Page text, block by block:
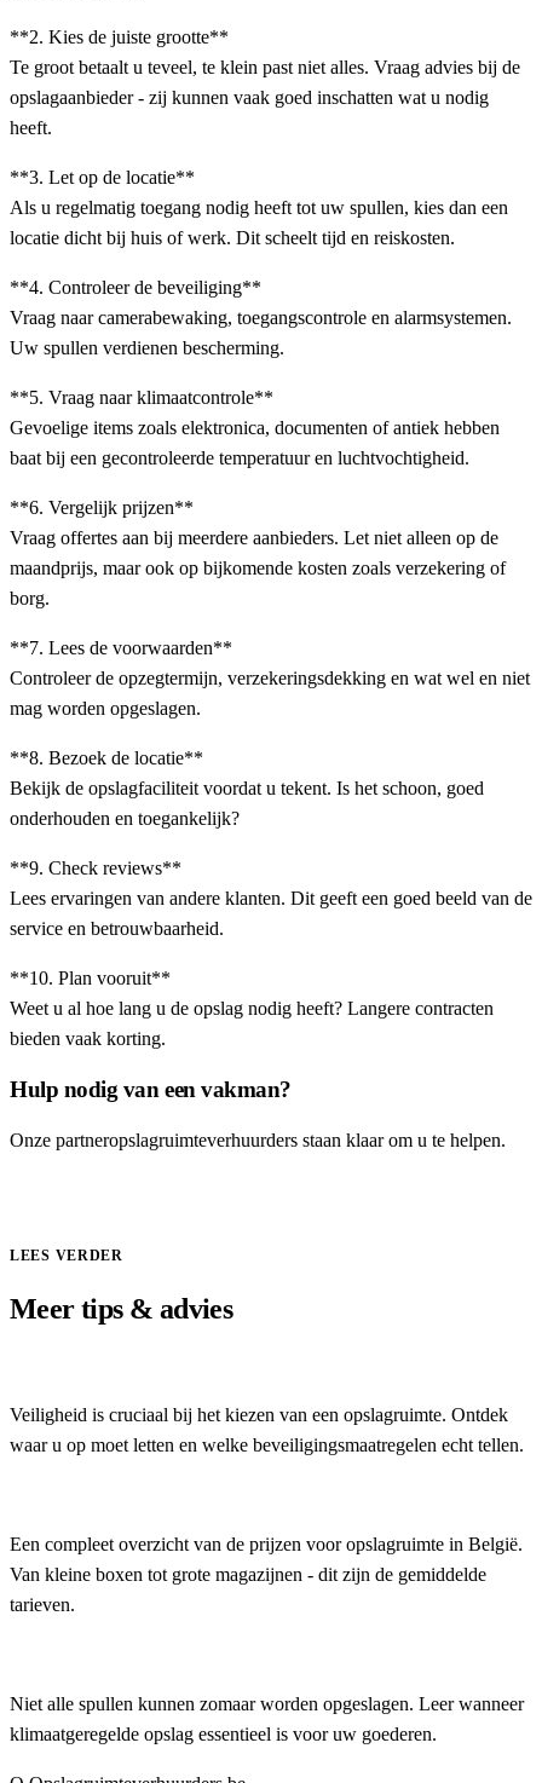
**2. Kies de juiste grootte**
Te groot betaalt u teveel, te klein past niet alles. Vraag advies bij de
opslagaanbieder - zij kunnen vaak goed inschatten wat u nodig
heeft.
**3. Let op de locatie**
Als u regelmatig toegang nodig heeft tot uw spullen, kies dan een
locatie dicht bij huis of werk. Dit scheelt tijd en reiskosten.
**4. Controleer de beveiliging**
Vraag naar camerabewaking, toegangscontrole en alarmsystemen.
Uw spullen verdienen bescherming.
**5. Vraag naar klimaatcontrole**
Gevoelige items zoals elektronica, documenten of antiek hebben
baat bij een gecontroleerde temperatuur en luchtvochtigheid.
**6. Vergelijk prijzen**
Vraag offertes aan bij meerdere aanbieders. Let niet alleen op de
maandprijs, maar ook op bijkomende kosten zoals verzekering of
borg.
**7. Lees de voorwaarden**
Controleer de opzegtermijn, verzekeringsdekking en wat wel en niet
mag worden opgeslagen.
**8. Bezoek de locatie**
Bekijk de opslagfaciliteit voordat u tekent. Is het schoon, goed
onderhouden en toegankelijk?
**9. Check reviews**
Lees ervaringen van andere klanten. Dit geeft een goed beeld van de
service en betrouwbaarheid.
**10. Plan vooruit**
Weet u al hoe lang u de opslag nodig heeft? Langere contracten
bieden vaak korting.
Hulp nodig van een vakman?
Onze partneropslagruimteverhuurders staan klaar om u te helpen.
LEES VERDER
Meer tips & advies
Veiligheid is cruciaal bij het kiezen van een opslagruimte. Ontdek
waar u op moet letten en welke beveiligingsmaatregelen echt tellen.
Een compleet overzicht van de prijzen voor opslagruimte in België.
Van kleine boxen tot grote magazijnen - dit zijn de gemiddelde
tarieven.
Niet alle spullen kunnen zomaar worden opgeslagen. Leer wanneer
klimaatgeregelde opslag essentieel is voor uw goederen.